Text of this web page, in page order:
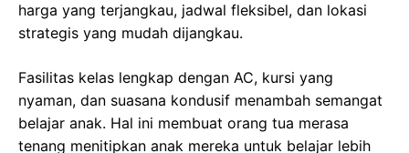
harga yang terjangkau, jadwal fleksibel, dan lokasi
strategis yang mudah dijangkau.
Fasilitas kelas lengkap dengan AC, kursi yang
nyaman, dan suasana kondusif menambah semangat
belajar anak. Hal ini membuat orang tua merasa
tenang menitipkan anak mereka untuk belajar lebih